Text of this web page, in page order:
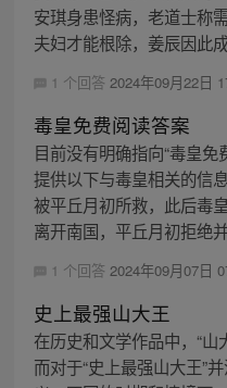
安琪身患怪病，老道士称
夫妇才能根除，姜辰因此
1 个回答 2024年09月22日
毒皇免费阅读答案
目前没有明确指向“毒皇
提供以下与毒皇相关的信
被平丘月初所救，此后毒
离开南国，平丘月初拒绝
1 个回答 2024年09月07日
史上最强山大王
在历史和文学作品中，“
而对于“史上最强山大王”